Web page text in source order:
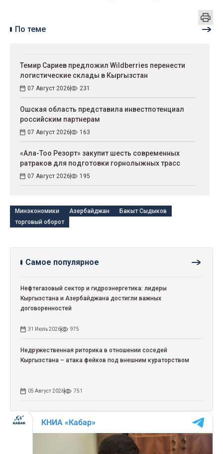
По теме
Темир Сариев предложил Wildberries перенести
логистические склады в Кыргызстан
07 Август 2026 231
Ошская область представила инвестпотенциал
российским партнерам
07 Август 2026 163
«Ала-Тоо Резорт» закупит шесть современных
ратраков для подготовки горнолыжных трасс
07 Август 2026 195
Минэкономики Азербайджан
Бакыт Сыдыков
торговый оборот
Самое популярное
Нефтегазовый сектор и гидроэнергетика: лидеры
Кыргызстана и Азербайджана достигли важных
договоренностей
31 Июль 2026 975
Недружественная риторика в отношении соседей
Кыргызстана – атака фейков под внешним кураторством
05 Август 2026 751